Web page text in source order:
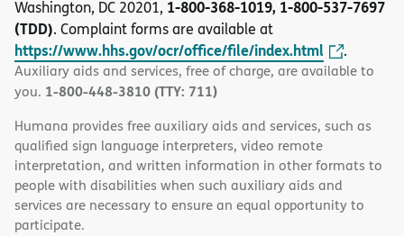
Washington, DC 20201, 1-800-368-1019, 1-800-537-7697
(TDD). Complaint forms are available at
https://www.hhs.gov/ocr/office/file/index.html .
Auxiliary aids and services, free of charge, are available to
you. 1-800-448-3810 (TTY: 711)
Humana provides free auxiliary aids and services, such as
qualified sign language interpreters, video remote
interpretation, and written information in other formats to
people with disabilities when such auxiliary aids and
services are necessary to ensure an equal opportunity to
participate.